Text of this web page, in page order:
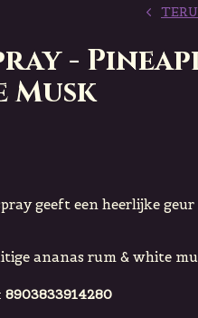
-
Musk
geeft een heerlijke
ananas rum & white
8903833914280